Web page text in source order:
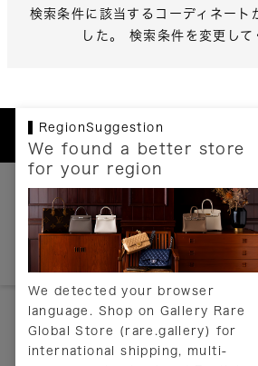
検索条件に該当するコーディネート
した。 検索条件を変更して
RegionSuggestion
We found a better store
for your region
We detected your browser
language. Shop on Gallery Rare
Global Store (rare.gallery) for
international shipping, multi-
お支払いについて
配送について
送料について
返品について
ヘルプ